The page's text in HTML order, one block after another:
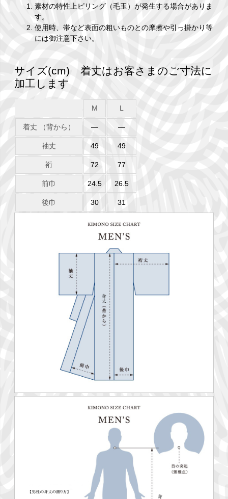
素材の特性上ピリング（毛玉）が発生する場合がありま
す。
使用時、帯など表面の粗いものとの摩擦や引っ掛かり等
には御注意下さい。
サイズ(cm) 着丈はお客さまのご寸法に
加工します
M L
着丈 （背から） ― ―
袖丈 49 49
裄 72 77
前巾 24.5 26.5
後巾 30 31